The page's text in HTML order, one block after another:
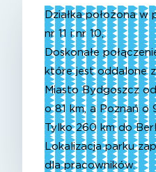
Działka położona w
nr 11 i nr 10,
Doskonałe
które jest oddalone
Miasto Bydgoszcz
o 81 km, a Poznań o
Tylko 260 km do
Lokalizacja parku
dla pracowników.